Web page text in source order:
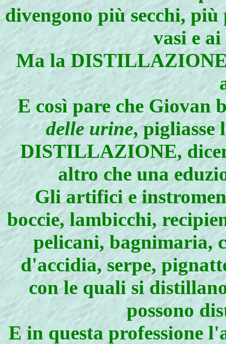
divengono più secchi,
vasi e
Ma la DISTILLAZIONE
E così pare che Giovan
delle urine,
DISTILLAZIONE,
altro che una
Gli artifici e
boccie, lambicchi,
pelicani, bagnimaria,
d'accidia, serpe,
con le quali si
possono
E in questa professione